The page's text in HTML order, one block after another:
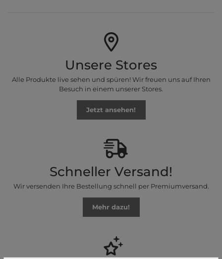
Unsere Stores
Alle Produkte live sehen und spüren! Wir freuen uns auf Ihren
Besuch in einem unserer Stores.
Jetzt ansehen!
Schneller Versand!
Wir versenden Ihre Bestellung schnell per Premiumversand.
Mehr dazu!